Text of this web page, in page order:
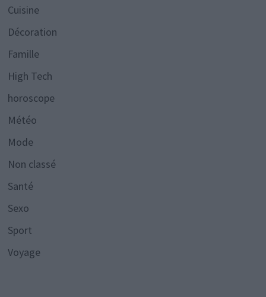
Cuisine
Décoration
Famille
High Tech
horoscope
Météo
Mode
Non classé
Santé
Sexo
Sport
Voyage